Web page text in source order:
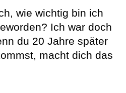
wie wichtig bin ich
Ich war doch
du 20 Jahre später
macht dich das